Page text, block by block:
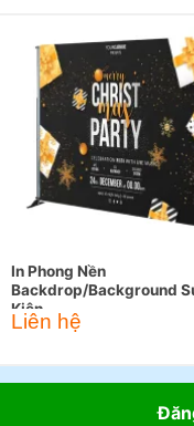
In Phong Nền
Backdrop/Background
Kiện
Liên hệ